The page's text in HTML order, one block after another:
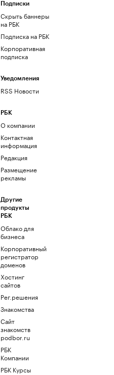
Подписки
Скрыть баннеры
на РБК
Подписка на РБК
Корпоративная
подписка
Уведомления
RSS Новости
РБК
О компании
Контактная
информация
Редакция
Размещение
рекламы
Другие
продукты
РБК
Облако для
бизнеса
Корпоративный
регистратор
доменов
Хостинг
сайтов
Рег.решения
Знакомства
Сайт
знакомств
podbor.ru
РБК
Компании
РБК Курсы